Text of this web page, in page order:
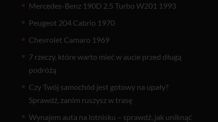
Mercedes-Benz 190D 2.5 Turbo W201 1993
Peugeot 204 Cabrio 1970
Chevrolet Camaro 1969
7 rzeczy, które warto mieć w aucie przed długą
podróżą
Czy Twój samochód jest gotowy na upały?
Sprawdź, zanim ruszysz w trasę
Wynajem auta na lotnisku – sprawdź, jak uniknąć